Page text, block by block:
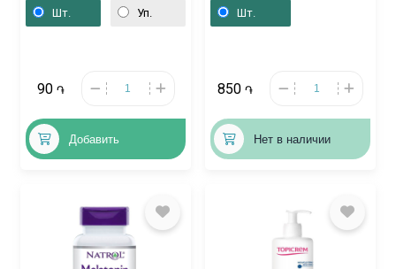
Шт. Уп.
90 ֏
Добавить
Լատվիա
Шт.
850 ֏
Нет в наличии